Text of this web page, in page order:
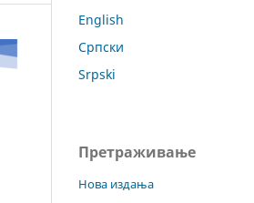
English
Српски
Srpski
Претраживање
Нова издања